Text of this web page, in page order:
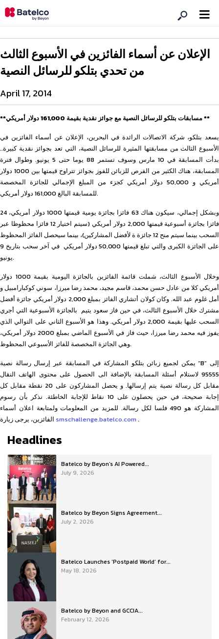
الإعلان عن أسماء الفائزين في الأسبوع الثالث
من تحدي بتلكو للرسائل النصية
April 17, 2014
**مسابقات بتلكو للرسائل النصية مع جوائز نقدية بقيمة 161,000 دولار أمريكي **
يسعد بتلكو، شركة الاتصالات الرائدة في البحرين، الإعلان عن أسماء الفائزين في
الأسبوع الثالث من مسابقتها المثيرة للرسائل النصية، التي تعد بجوائز نقدية كبيرة..
بدأت المسابقة في 10 مارس وسوف تستمر 88 يوما حتى 5 يونيو. وطوال فترة
المسابقة، هناك الكثير من الفرص للزبائن للفوز بجوائز تتراوح قيمتها بين 1000 دولار
أمريكي و 50,000 دولار أمريكي كجزء من المبلغ الإجمالي للجائزة المخصصة
للمسابقة البالغ 161,000 دولار أمريكي.
وبشكل إجمالي، سيكون هناك 63 فائزا بجائزة يومية قيمتها 1000 دولار أمريكي، 24
فائزا بجائزة أسبوعية قيمتها 2,000 دولار أمريكي (سيتم اختيار 12 فائزا محظوظا عبر
السحب بينما سيتم منح 12 جائزة ة لأفضل المشاركين)، بينما سيحصل الفائز المحظوظ
على الجائزة الكبرى والتي تبلغ قيمتها 50,000 دولار أمريكي في آخر سحب بتاريخ 9
يونيو.
وخلال الأسبوع الثالث، شملت قائمة الفائزين بالجائزة اليومية بقيمة 1000 دولار
أمريكي كلا من عادل حسن محمد، قاسم مجيد، محمد رضا ميرزا، سوني كوكبارامبيل و
أمل غلوم عبد الله. وكان كولان أتشاري الفائز بمبلغ 2,000 دولار أمريكي جائزة أفضل
مشترك خلال الأسبوع الثالث، في حين فاز سعود يتيم بالجائزة الأسبوعية التي أجري
السحب عليها بقيمة 2,000 دولار أمريكي. وهذا هو الأسبوع الثاني على التوالي الذي
يفوز فيه محمد رضا ميرزا، حيث فاز في الأسبوع الماضي بمبلغ 2000 دولار أمريكي،
وهي الجائزة المخصصة للفائز الأسبوعي المحظوظ.
يمكن لجميع زبائن بتلكو المشاركة في المسابقة عبر إرسال رسالة نصية “B” إلى
95555 لاستلام أسئلة المسابقة بالإضافة الى الحصول على محتوى الهاتف النقال
مقابل كل رسالة نصية يتم إرسالها. و يحصل المشاركون على 20 نقطة مقابل كل
إجابة صحيحة، في حين يحصلون على 10 نقاط للإجابة الخاطئة. نذكر بأن رسوم
المشاركة هو 490 فلسا لكل رسالة. للمزيد من المعلومات ولمتابعة اعلان أسماء
smschallenge.batelco.com .
Headlines
Batelco by Beyon’s AI Powered...
July 9, 2026
Batelco by Beyon Signs Agreement...
July 2, 2026
Batelco Launches ‘Postpaid World’ for...
May 18, 2026
Batelco by Beyon and GCCIA...
February 12, 2026